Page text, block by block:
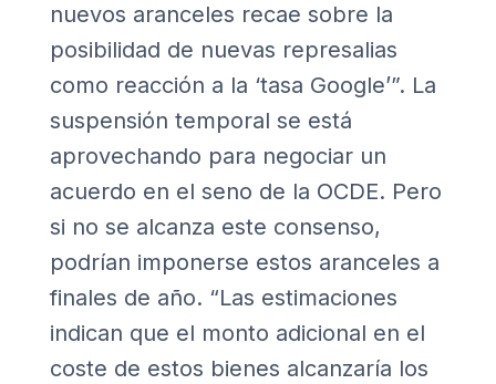
nuevos aranceles recae sobre la
posibilidad de nuevas represalias
como reacción a la ‘tasa Google’”. La
suspensión temporal se está
aprovechando para negociar un
acuerdo en el seno de la OCDE. Pero
si no se alcanza este consenso,
podrían imponerse estos aranceles a
finales de año. “Las estimaciones
indican que el monto adicional en el
coste de estos bienes alcanzaría los